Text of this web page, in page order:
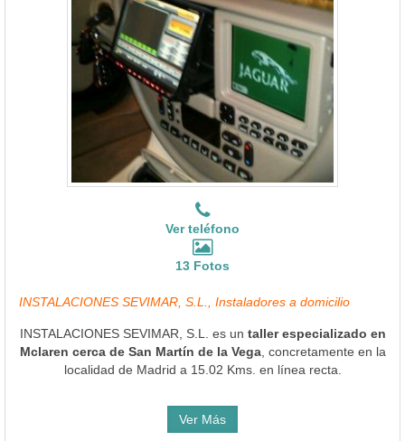
Ver teléfono
13 Fotos
INSTALACIONES SEVIMAR, S.L., Instaladores a domicilio
INSTALACIONES SEVIMAR, S.L. es un taller especializado en
Mclaren cerca de San Martín de la Vega, concretamente en la
localidad de Madrid a 15.02 Kms. en línea recta.
Ver Más